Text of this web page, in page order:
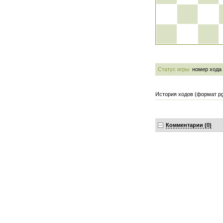
Статус игры: номер хода
История ходов (формат
Комментарии (0)